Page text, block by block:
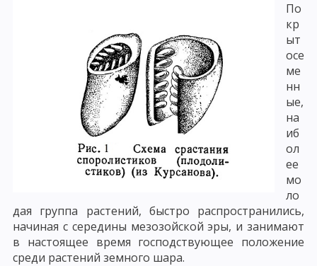
По
кр
ыт
осе
ме
нн
ые,
на
иб
ол
ее
мо
ло
дая группа растений, быстро распространились,
начиная с середины мезозойской эры, и занимают
в настоящее время господствующее положение
среди растений земного шара.